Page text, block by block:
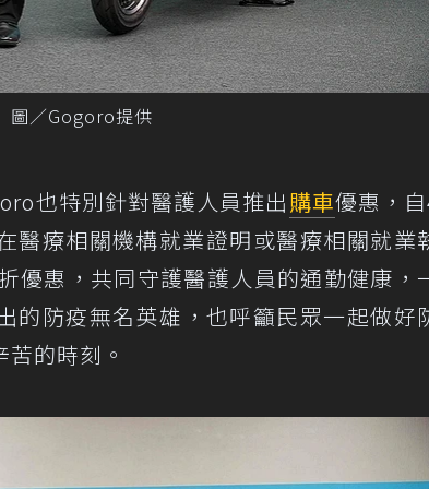
圖／Gogoro提供
也特別針對醫護人員推出購車優惠，
醫療相關機構就業證明或醫療相關就業
優惠，共同守護醫護人員的通勤健康，
的防疫無名英雄，也呼籲民眾一起做好
的時刻。